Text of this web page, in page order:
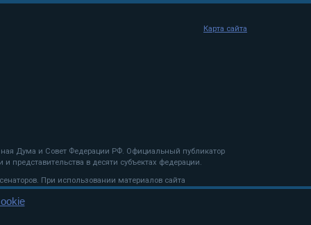
Дума и Совет Федерации РФ. Официальный публикатор
представительства в десяти субъектах федерации.
При использовании материалов сайта
Карта сайта